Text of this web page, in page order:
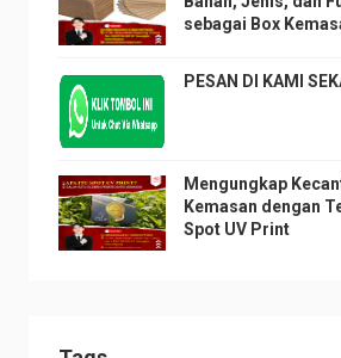
sebagai Box
PESAN DI KAMI
Mengungkap
Kemasan dengan
Spot UV Print